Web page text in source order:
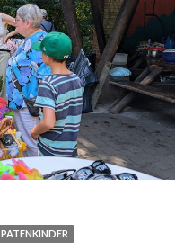
PATENKINDER